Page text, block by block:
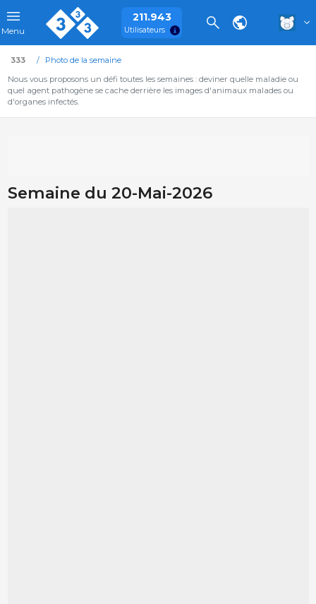
Menu
211.943
Utilisateurs
333
Photo de la semaine
Nous vous proposons un défi toutes les semaines : deviner quelle maladie ou
quel agent pathogène se cache derrière les images d'animaux malades ou
d'organes infectés.
Semaine du 20-Mai-2026